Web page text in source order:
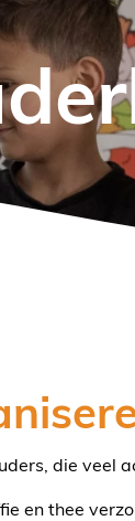
die veel
en thee